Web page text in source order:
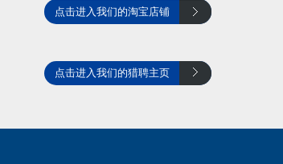
点击进入我们的淘宝店铺
点击进入我们的猎聘主页